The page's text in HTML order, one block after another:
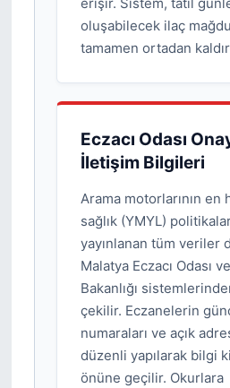
oluşabilecek ilaç
tamamen ortadan
Eczacı Odası
İletişim Bilgileri
Arama motorlarının en
sağlık (YMYL)
yayınlanan tüm veriler
Malatya Eczacı Odası
Bakanlığı
çekilir. Eczanelerin
numaraları ve açık
düzenli yapılarak bilgi
önüne geçilir. Okurlara